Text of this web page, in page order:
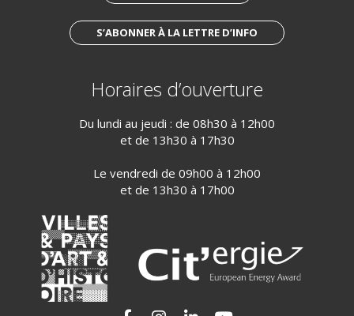
S’ABONNER À LA LETTRE D’INFO
Horaires d’ouverture
Du lundi au jeudi : de 08h30 à 12h00
et de 13h30 à 17h30
Le vendredi de 09h00 à 12h00
et de 13h30 à 17h00